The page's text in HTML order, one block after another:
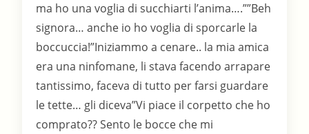
ma ho una voglia di succhiarti l’anima….””Beh
signora… anche io ho voglia di sporcarle la
boccuccia!”Iniziammo a cenare.. la mia amica
era una ninfomane, li stava facendo arrapare
tantissimo, faceva di tutto per farsi guardare
le tette… gli diceva”Vi piace il corpetto che ho
comprato?? Sento le bocce che mi